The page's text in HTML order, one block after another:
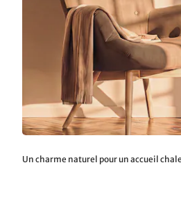
Un charme naturel pour un accueil